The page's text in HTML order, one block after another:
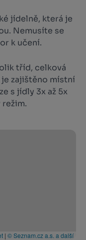
jídelně, která je
Nemusíte se
k učení.
tříd, celková
zajištěno místní
s jídly 3x až 5x
| © Seznam.cz a.s. a další